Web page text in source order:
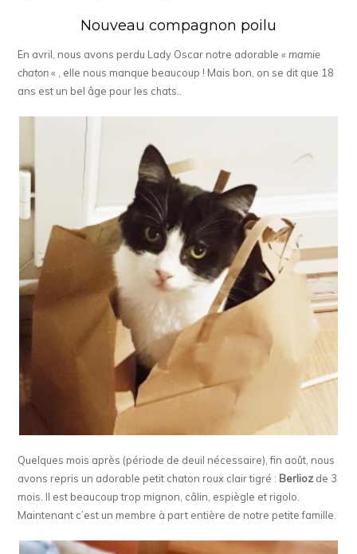
Nouveau compagnon poilu
En avril, nous avons perdu Lady Oscar notre adorable «mamie
chaton« , elle nous manque beaucoup ! Mais bon, on se dit que 18
ans est un bel âge pour les chats..
Quelques mois après (période de deuil nécessaire), fin août, nous
avons repris un adorable petit chaton roux clair tigré : Berlioz de 3
mois. Il est beaucoup trop mignon, câlin, espiègle et rigolo.
Maintenant c’est un membre à part entière de notre petite famille.